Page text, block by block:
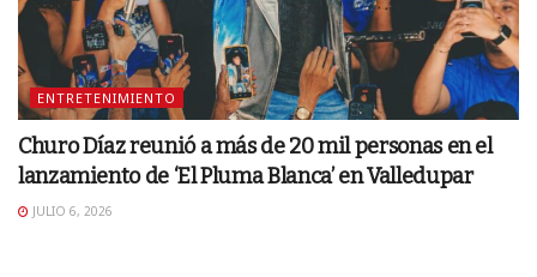
ENTRETENIMIENTO
Churo Díaz reunió a más de 20 mil personas en el
lanzamiento de ‘El Pluma Blanca’ en Valledupar
JULIO 6, 2026